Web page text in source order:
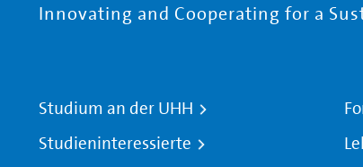
Innovating and Cooperating for a
Studium an der UHH
Studieninteressierte